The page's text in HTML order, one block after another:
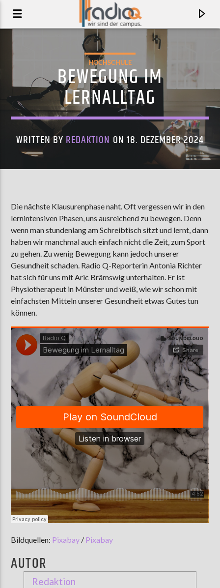
PROSPECT FEAT. ÄTNA
SOLOMUN
AKTUELLE SENDUNG
MOEBIUS
00:00 09:00
ZU HÖREN INMünster90,9 MHzSteinfurt103,9 MHz
HOCHSCHULE
BEWEGUNG IM
LERNALLTAG
WRITTEN BY REDAKTION ON 18. DEZEMBER 2024
Die nächste Klausurenphase naht. Oft vergessen wir in den
lernintensiven Phasen, uns ausreichend zu bewegen. Denn
wenn man stundenlang am Schreibtisch sitzt und lernt, dann
haben wir manchmal auch einfach nicht die Zeit, zum Sport
zu gehen. Zu wenig Bewegung kann jedoch unserer
Gesundheit schaden. Radio Q-Reporterin Antonia Richter
hat sich für uns mit Aric Brämswig unterhalten. Er ist
Physiotherapeut in Münster und weiß, wie wir schon mit
einfachsten Mitteln unserer Gesundheit etwas Gutes tun
können.
Bildquellen: Pixabay / Pixabay
AUTOR
Redaktion